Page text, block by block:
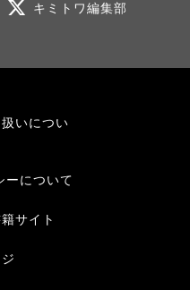
キミトワ編集部
いについ
ーについて
サイト